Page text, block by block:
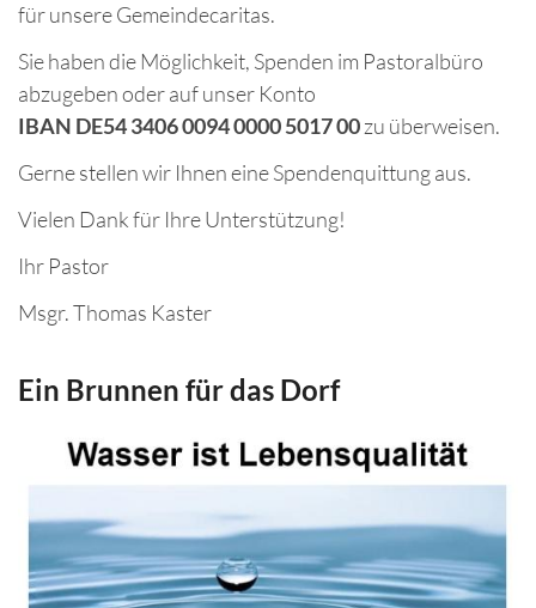
für unsere Gemeindecaritas.
Sie haben die Möglichkeit, Spenden im Pastoralbüro
abzugeben oder auf unser Konto
IBAN DE54 3406 0094 0000 5017 00zu überweisen.
Gerne stellen wir Ihnen eine Spendenquittung aus.
Vielen Dank für Ihre Unterstützung!
Ihr Pastor
Msgr. Thomas Kaster
Ein Brunnen für das Dorf